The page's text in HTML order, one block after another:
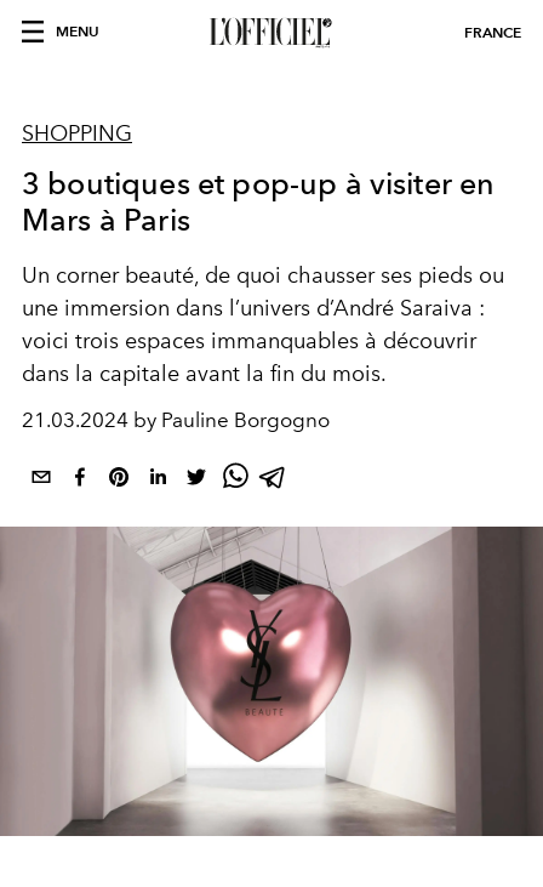
MENU FRANCE
SHOPPING
3 boutiques et pop-up à visiter en
Mars à Paris
Un corner beauté, de quoi chausser ses pieds ou
une immersion dans l’univers d’André Saraiva :
voici trois espaces immanquables à découvrir
dans la capitale avant la fin du mois.
21.03.2024 by Pauline Borgogno